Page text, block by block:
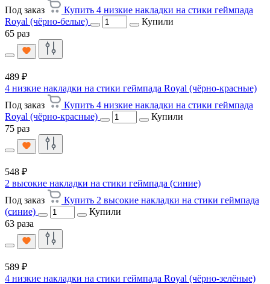
Под заказ
Купить 4 низкие накладки на стики геймпада
Royal (чёрно-белые)
Купили
65 раз
489 ₽
4 низкие накладки на стики геймпада Royal (чёрно-красные)
Под заказ
Купить 4 низкие накладки на стики геймпада
Royal (чёрно-красные)
Купили
75 раз
548 ₽
2 высокие накладки на стики геймпада (синие)
Под заказ
Купить 2 высокие накладки на стики геймпада
(синие)
Купили
63 раза
589 ₽
4 низкие накладки на стики геймпада Royal (чёрно-зелёные)